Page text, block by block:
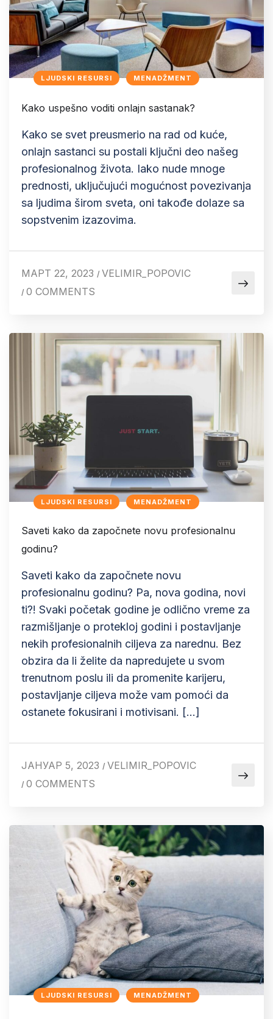
LJUDSKI RESURSI MENADŽMENT
Kako uspešno voditi onlajn sastanak?
Kako se svet preusmerio na rad od kuće,
onlajn sastanci su postali ključni deo našeg
profesionalnog života. Iako nude mnoge
prednosti, uključujući mogućnost povezivanja
sa ljudima širom sveta, oni takođe dolaze sa
sopstvenim izazovima.
МАРТ 22, 2023 / VELIMIR_POPOVIC
/ 0 COMMENTS
LJUDSKI RESURSI MENADŽMENT
Saveti kako da započnete novu profesionalnu
godinu?
Saveti kako da započnete novu
profesionalnu godinu? Pa, nova godina, novi
ti?! Svaki početak godine je odlično vreme za
razmišljanje o protekloj godini i postavljanje
nekih profesionalnih ciljeva za narednu. Bez
obzira da li želite da napredujete u svom
trenutnom poslu ili da promenite karijeru,
postavljanje ciljeva može vam pomoći da
ostanete fokusirani i motivisani. […]
ЈАНУАР 5, 2023 / VELIMIR_POPOVIC
/ 0 COMMENTS
LJUDSKI RESURSI MENADŽMENT